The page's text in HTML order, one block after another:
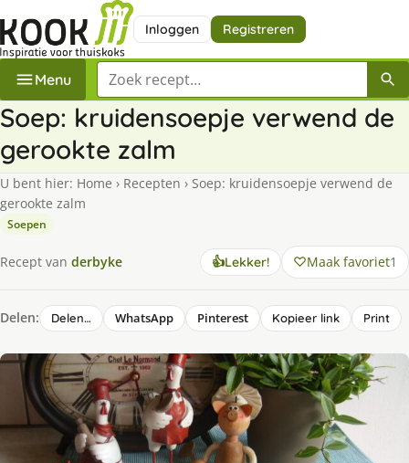
Inloggen Registreren
Menu Zoek een recept
Soep: kruidensoepje verwend de
gerookte zalm
U bent hier: Home › Recepten › Soep: kruidensoepje verwend de
gerookte zalm
Soepen
Recept van derbyke 👍Lekker! Maak favoriet1
Delen: Delen… WhatsApp Pinterest Kopieer link Print